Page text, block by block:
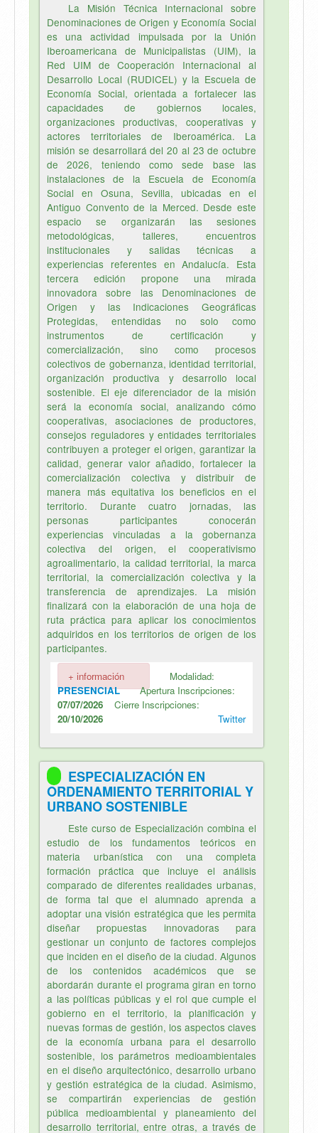
La Misión Técnica Internacional sobre
Denominaciones de Origen y Economía Social
es una actividad impulsada por la Unión
Iberoamericana de Municipalistas (UIM), la
Red UIM de Cooperación Internacional al
Desarrollo Local (RUDICEL) y la Escuela de
Economía Social, orientada a fortalecer las
capacidades de gobiernos locales,
organizaciones productivas, cooperativas y
actores territoriales de Iberoamérica. La
misión se desarrollará del 20 al 23 de octubre
de 2026, teniendo como sede base las
instalaciones de la Escuela de Economía
Social en Osuna, Sevilla, ubicadas en el
Antiguo Convento de la Merced. Desde este
espacio se organizarán las sesiones
metodológicas, talleres, encuentros
institucionales y salidas técnicas a
experiencias referentes en Andalucía. Esta
tercera edición propone una mirada
innovadora sobre las Denominaciones de
Origen y las Indicaciones Geográficas
Protegidas, entendidas no solo como
instrumentos de certificación y
comercialización, sino como procesos
colectivos de gobernanza, identidad territorial,
organización productiva y desarrollo local
sostenible. El eje diferenciador de la misión
será la economía social, analizando cómo
cooperativas, asociaciones de productores,
consejos reguladores y entidades territoriales
contribuyen a proteger el origen, garantizar la
calidad, generar valor añadido, fortalecer la
comercialización colectiva y distribuir de
manera más equitativa los beneficios en el
territorio. Durante cuatro jornadas, las
personas participantes conocerán
experiencias vinculadas a la gobernanza
colectiva del origen, el cooperativismo
agroalimentario, la calidad territorial, la marca
territorial, la comercialización colectiva y la
transferencia de aprendizajes. La misión
finalizará con la elaboración de una hoja de
ruta práctica para aplicar los conocimientos
adquiridos en los territorios de origen de los
participantes.
+ información
Modalidad:
PRESENCIALApertura Inscripciones:
07/07/2026Cierre Inscripciones:
20/10/2026
Twitter
ESPECIALIZACIÓN EN
ORDENAMIENTO TERRITORIAL Y
URBANO SOSTENIBLE
Este curso de Especialización combina el
estudio de los fundamentos teóricos en
materia urbanística con una completa
formación práctica que incluye el análisis
comparado de diferentes realidades urbanas,
de forma tal que el alumnado aprenda a
adoptar una visión estratégica que les permita
diseñar propuestas innovadoras para
gestionar un conjunto de factores complejos
que inciden en el diseño de la ciudad. Algunos
de los contenidos académicos que se
abordarán durante el programa giran en torno
a las políticas públicas y el rol que cumple el
gobierno en el territorio, la planificación y
nuevas formas de gestión, los aspectos claves
de la economía urbana para el desarrollo
sostenible, los parámetros medioambientales
en el diseño arquitectónico, desarrollo urbano
y gestión estratégica de la ciudad. Asimismo,
se compartirán experiencias de gestión
pública medioambiental y planeamiento del
desarrollo territorial, entre otras, a través de